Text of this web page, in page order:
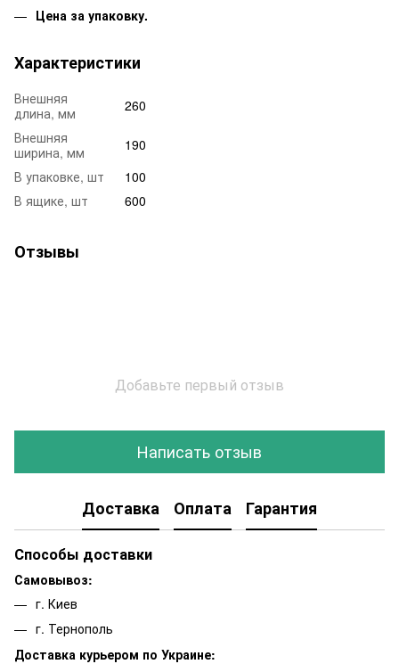
Цена за упаковку.
Характеристики
Внешняя
длина, мм
260
Внешняя
ширина, мм
190
В упаковке, шт
100
В ящике, шт
600
Отзывы
Добавьте первый отзыв
Написать отзыв
Доставка Оплата Гарантия
Способы доставки
Самовывоз:
г. Киев
г. Тернополь
Доставка курьером по Украине: